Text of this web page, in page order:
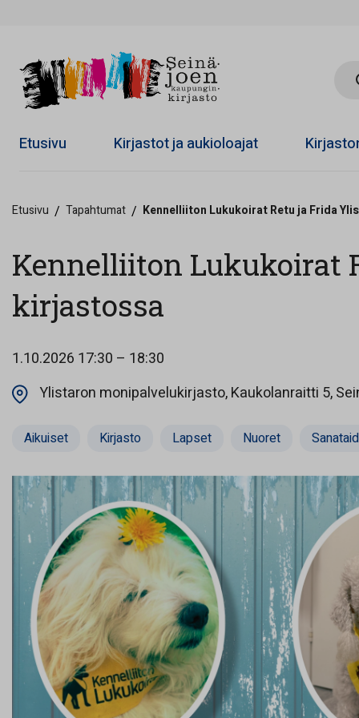
Etusivu Kirjastot ja aukioloajat
Etusivu / Tapahtumat / Kennelliiton Lukukoirat Retu ja Frida
Kennelliiton Lukukoirat
kirjastossa
1.10.2026 17:30 – 18:30
Ylistaron monipalvelukirjasto, Kaukolanraitti 5,
Aikuiset Kirjasto Lapset Nuoret